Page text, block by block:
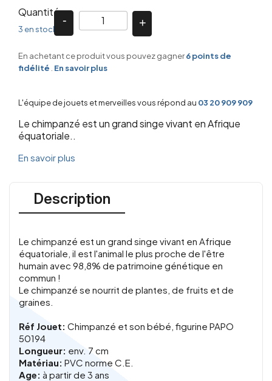
Quantité
3 en stock
En achetant ce produit vous pouvez gagner6points de
fidélité En savoir plus
L'équipe de jouets et merveilles vous répond au 03 20 909 909
Le chimpanzé est un grand singe vivant en Afrique
équatoriale..
En savoir plus
Description
Le chimpanzé est un grand singe vivant en Afrique
équatoriale, il est l'animal le plus proche de l'être
humain avec 98,8% de patrimoine génétique en
commun !
Le chimpanzé se nourrit de plantes, de fruits et de
graines.
Réf Jouet: Chimpanzé et son bébé, figurine PAPO
50194
Longueur: env. 7 cm
Matériau: PVC norme C.E.
Age: à partir de 3 ans